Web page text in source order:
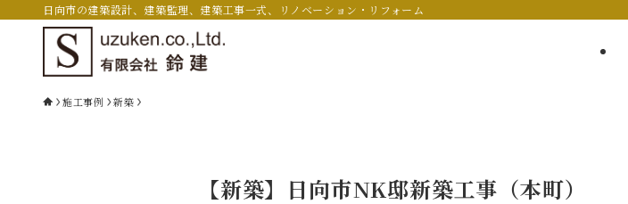
日向市の建築設計、建築監理、建築工事一式、リノベーション・リフォーム
施工事例 新築
【新築】日向市NK邸新築工事（本町）